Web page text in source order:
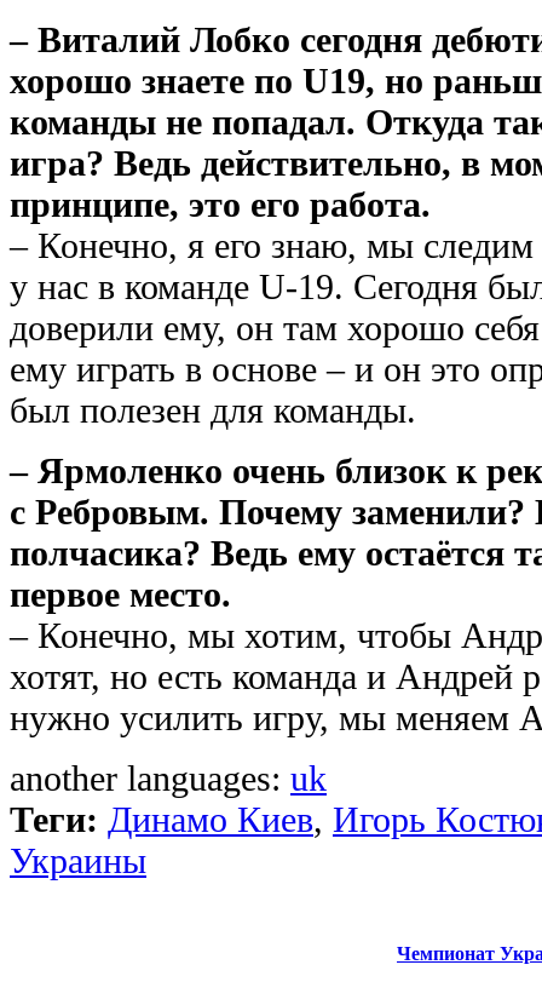
– Виталий Лобко сегодня
хорошо знаете по U19, но
команды не попадал. Откуда
игра? Ведь действительно, в
принципе, это его работа.
– Конечно, я его знаю, мы
у нас в команде U-19. Сегодня
доверили ему, он там хорошо
ему играть в основе – и он это
был полезен для команды.
– Ярмоленко очень близок к
с Ребровым. Почему заменили?
полчасика? Ведь ему остаётся
первое место.
– Конечно, мы хотим, чтобы
хотят, но есть команда и Андрей
нужно усилить игру, мы меняем
another languages: uk
Теги: Динамо Киев, Игорь
Украины
Чемпионат